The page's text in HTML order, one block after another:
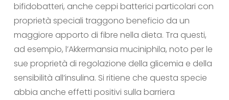
bifidobatteri, anche ceppi batterici particolari con
proprietà speciali traggono beneficio da un
maggiore apporto di fibre nella dieta. Tra questi,
ad esempio, l’Akkermansia muciniphila, noto per le
sue proprietà di regolazione della glicemia e della
sensibilità all’insulina. Si ritiene che questa specie
abbia anche effetti positivi sulla barriera